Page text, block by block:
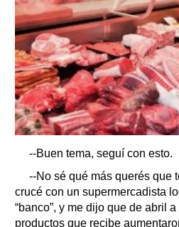
--Buen tema, seguí con esto.
--No sé qué más querés que
crucé con un supermercadista
“banco”, y me dijo que de abril
productos que recibe